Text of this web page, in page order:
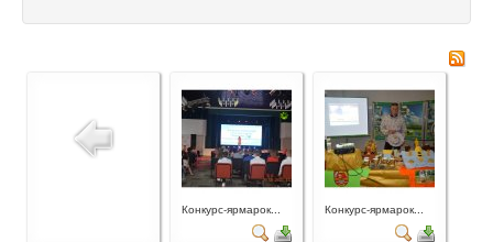
Конкурс-ярмарок... Конкурс-ярмарок...